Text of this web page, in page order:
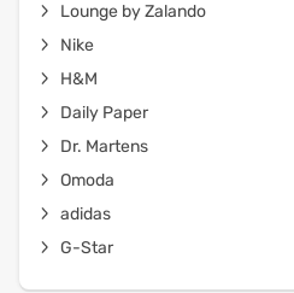
Lounge by Zalando
Nike
H&M
Daily Paper
Dr. Martens
Omoda
adidas
G-Star